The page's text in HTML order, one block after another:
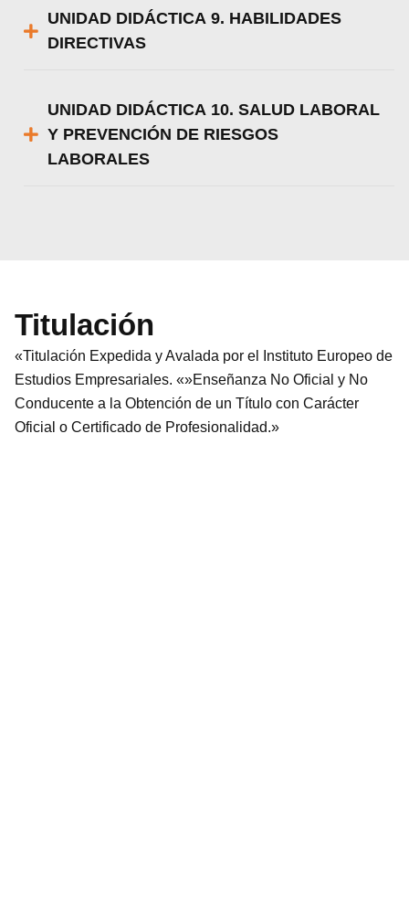
UNIDAD DIDÁCTICA 9. HABILIDADES
DIRECTIVAS
UNIDAD DIDÁCTICA 10. SALUD LABORAL
Y PREVENCIÓN DE RIESGOS
LABORALES
Titulación
«Titulación Expedida y Avalada por el Instituto Europeo de
Estudios Empresariales. «»Enseñanza No Oficial y No
Conducente a la Obtención de un Título con Carácter
Oficial o Certificado de Profesionalidad.»